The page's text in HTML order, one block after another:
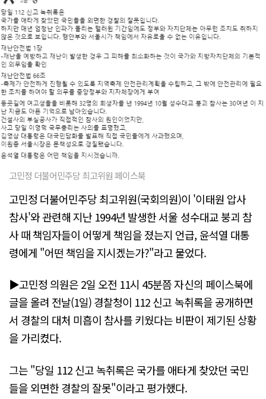
고민정 더불어민주당 최고위원 페이스북
고민정 더불어민주당 최고위원(국회의원)이 '이태원 압사
참사'와 관련해 지난 1994년 발생한 서울 성수대교 붕괴 참
사 때 책임자들이 어떻게 책임을 졌는지 언급, 윤석열 대통
령에게 "어떤 책임을 지시겠는가?"라고 물었다.
▶고민정 의원은 2일 오전 11시 45분쯤 자신의 페이스북에
글을 올려 전날(1일) 경찰청이 112 신고 녹취록을 공개하면
서 경찰의 대처 미흡이 참사를 키웠다는 비판이 제기된 상황
을 가리켰다.
그는 "당일 112 신고 녹취록은 국가를 애타게 찾았던 국민
들을 외면한 경찰의 잘못"이라고 평가했다.